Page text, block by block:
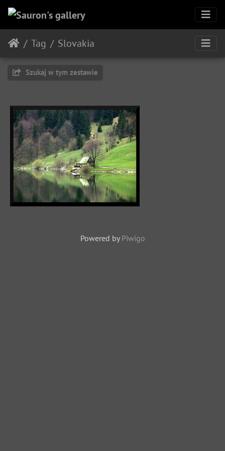
Tag Slovakia
Szukaj w tym zestawie
http://tinyurl.com/3rwpn2
Powered by Piwigo